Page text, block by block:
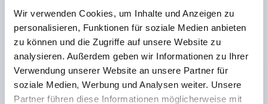
Wir verwenden Cookies, um Inhalte und Anzeigen zu
personalisieren, Funktionen für soziale Medien anbieten
zu können und die Zugriffe auf unsere Website zu
analysieren. Außerdem geben wir Informationen zu Ihrer
Verwendung unserer Website an unsere Partner für
soziale Medien, Werbung und Analysen weiter. Unsere
Partner führen diese Informationen möglicherweise mit
KOMPRESS.-HEBELVERSCHLUSS FLACH, FORM:B,
H=27,5, ZINK SCHWARZ PULVERBESCHICHTET
FORM=B FORM-TYP=ABSCHLIESSBAR
H1 MAX.=19
H2=21,6 H3=6,7 H4=37